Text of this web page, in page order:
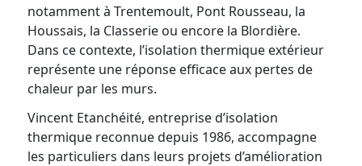
notamment à Trentemoult, Pont Rousseau, la
Houssais, la Classerie ou encore la Blordière.
Dans ce contexte, l’isolation thermique extérieur
représente une réponse efficace aux pertes de
chaleur par les murs.
Vincent Etanchéité, entreprise d’isolation
thermique reconnue depuis 1986, accompagne
les particuliers dans leurs projets d’amélioration